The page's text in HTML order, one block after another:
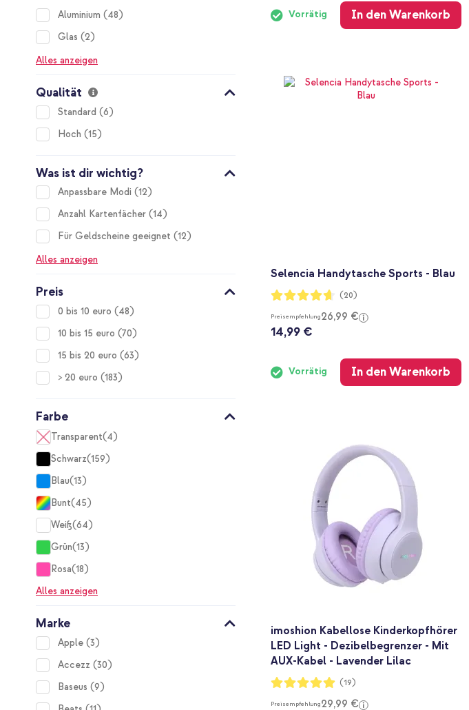
Vorrätig In den Warenkorb
Selencia Handytasche Sports - Blau
Bewertung:
93%
(20)
Preisempfehlung26,99 €
14,99 €
Vorrätig In den Warenkorb
imoshion Kabellose Kinderkopfhörer
LED Light - Dezibelbegrenzer - Mit
AUX-Kabel - Lavender Lilac
Bewertung:
100%
(19)
Preisempfehlung29,99 €
Aluminium
48
items
Glas
2
items
Alles anzeigen
Qualität
Standard 6
items
Hoch
15
items
Was ist dir wichtig?
Anpassbare Modi 12
items
Anzahl Kartenfächer 14
items
Für Geldscheine geeignet
12
items
Alles anzeigen
Preis
0 bis 10 euro 48
items
10 bis 15 euro
70
items
15 bis 20 euro
63
items
> 20 euro
183
items
Farbe
Transparent 4
items
Schwarz 159
items
Blau 13
items
Bunt 45
items
Weiß 64
items
Grün 13
items
Rosa 18
items
Alles anzeigen
Marke
Apple 3
items
Accezz
30
items
Baseus
9
items